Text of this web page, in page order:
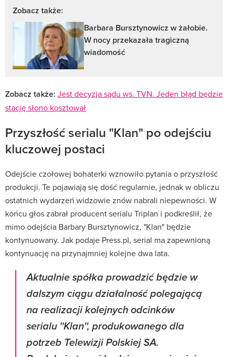
Zobacz także:
Barbara Bursztynowicz w żałobie.
W nocy przekazała tragiczną
wiadomość
Zobacz także: Jest decyzja sądu ws. TVN. Jeden błąd będzie
stację słono kosztował
Przyszłość serialu "Klan" po odejściu
kluczowej postaci
Odejście czołowej bohaterki wznowiło pytania o przyszłość
produkcji. Te pojawiają się dość regularnie, jednak w obliczu
ostatnich wydarzeń widzowie znów nabrali niepewności. W
końcu głos zabrał producent serialu Triplan i podkreślił, że
mimo odejścia Barbary Bursztynowicz, "Klan" będzie
kontynuowany. Jak podaje Press.pl, serial ma zapewnioną
kontynuację na przynajmniej kolejne dwa lata.
Aktualnie spółka prowadzić będzie w
dalszym ciągu działalność polegającą
na realizacji kolejnych odcinków
serialu ''Klan'', produkowanego dla
potrzeb Telewizji Polskiej SA.